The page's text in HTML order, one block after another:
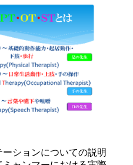
ションについての説明